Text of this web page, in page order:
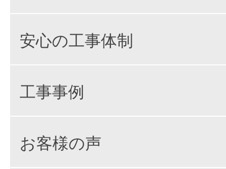
安心の工事体制
工事事例
お客様の声